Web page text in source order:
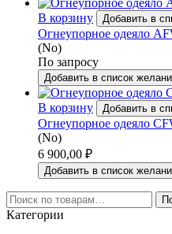
В корзину Добавить в
Огнеупорное одеяло
(No)
По запросу
Добавить в список
В корзину Добавить в
Огнеупорное одеяло
(No)
6 900,00 ₽
Добавить в список
Искать:
Категории